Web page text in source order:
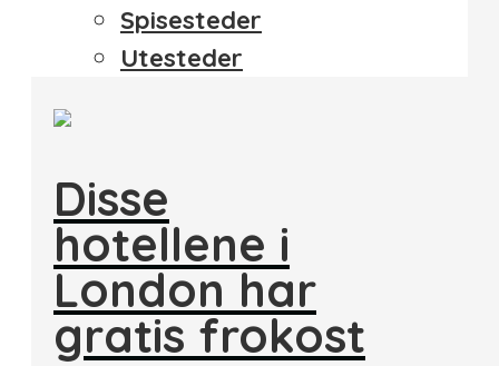
Spisesteder
Utesteder
Disse
hotellene i
London har
gratis frokost